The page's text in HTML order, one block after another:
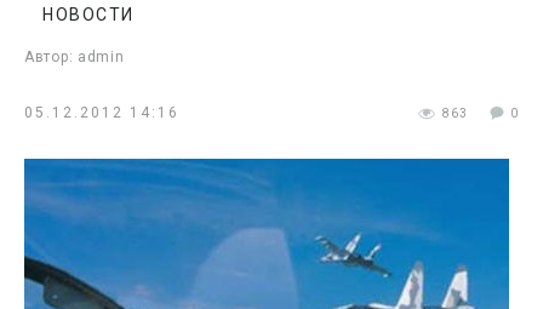
Автор: admin
НОВОСТИ
05.12.2012 14:16 863 0